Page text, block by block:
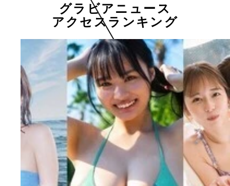
グラビアニュース
アクセスランキング